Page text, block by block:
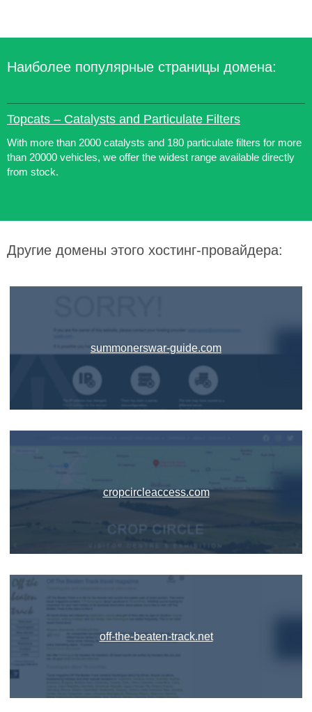
Наиболее популярные страницы домена:
Topcats – Catalysts and Particulate Filters
With more than 2000 catalysts and 180 particulate filters for more
than 20000 vehicles, we offer the widest range available directly
from stock.
Другие домены этого хостинг-провайдера:
summonerswar-guide.com
cropcircleaccess.com
off-the-beaten-track.net